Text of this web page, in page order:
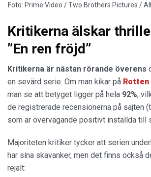
Foto: Prime Video / Two Brothers Pictures /
Kritikerna älskar
”En ren fröjd”
Kritikerna är nästan rörande överens
en sevärd serie. Om man kikar på Rotten
man se att betyget ligger på hela 92%,
de registrerade recensionerna på sajten
som är övervägande positivt inställda till
Majoriteten kritiker tycker att serien
har sina skavanker, men det finns också
rejält: